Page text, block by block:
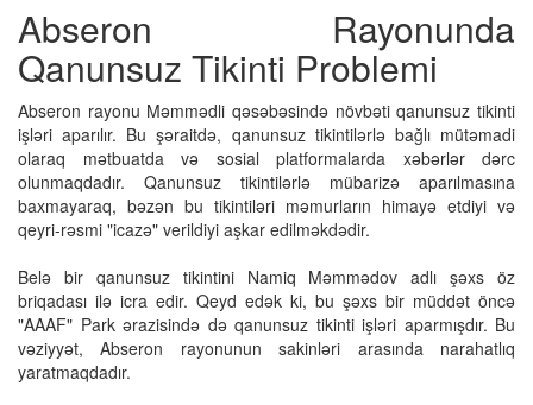
Abseron Rayonunda
Qanunsuz Tikinti Problemi
Abseron rayonu Məmmədli qəsəbəsində növbəti qanunsuz tikinti
işləri aparılır. Bu şəraitdə, qanunsuz tikintilərlə bağlı mütəmadi
olaraq mətbuatda və sosial platformalarda xəbərlər dərc
olunmaqdadır. Qanunsuz tikintilərlə mübarizə aparılmasına
baxmayaraq, bəzən bu tikintiləri məmurların himayə etdiyi və
qeyri-rəsmi "icazə" verildiyi aşkar edilməkdədir.
Belə bir qanunsuz tikintini Namiq Məmmədov adlı şəxs öz
briqadası ilə icra edir. Qeyd edək ki, bu şəxs bir müddət öncə
"AAAF" Park ərazisində də qanunsuz tikinti işləri aparmışdır. Bu
vəziyyət, Abseron rayonunun sakinləri arasında narahatlıq
yaratmaqdadır.